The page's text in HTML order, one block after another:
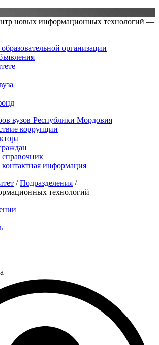
новых информационных технологий —
организации
вузов Республики Мордовия
коррупции
информация
/Подразделения /
технологий